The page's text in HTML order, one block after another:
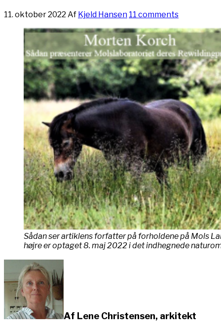
11. oktober 2022 Af Kjeld Hansen 11 comments
Sådan ser artiklens forfatter på forholdene på Mols
højre er optaget 8. maj 2022 i det indhegnede
Af Lene Christensen, arkitekt